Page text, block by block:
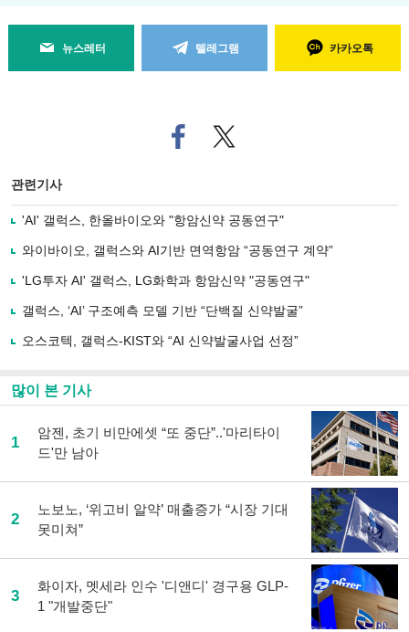
뉴스레터 텔레그램 카카오톡
페
이
로
기
사
유
기
트위
터로
관련기사
'AI' 갤럭스, 한올바이오와 "항암신약 공동연구"
와이바이오, 갤럭스와 AI기반 면역항암 “공동연구 계약”
'LG투자 AI' 갤럭스, LG화학과 항암신약 "공동연구"
갤럭스, ‘AI’ 구조예측 모델 기반 “단백질 신약발굴”
오스코텍, 갤럭스-KIST와 “AI 신약발굴사업 선정”
많이 본 기사
1
암젠, 초기 비만에셋 “또 중단”..'마리타이
드'만 남아
2
노보노, ‘위고비 알약’ 매출증가 “시장 기대
못미쳐”
3
화이자, 멧세라 인수 '디앤디' 경구용 GLP-
1 "개발중단"